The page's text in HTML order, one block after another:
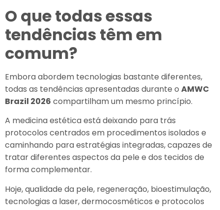
O que todas essas
tendências têm em
comum?
Embora abordem tecnologias bastante diferentes,
todas as tendências apresentadas durante o AMWC
Brazil 2026 compartilham um mesmo princípio.
A medicina estética está deixando para trás
protocolos centrados em procedimentos isolados e
caminhando para estratégias integradas, capazes de
tratar diferentes aspectos da pele e dos tecidos de
forma complementar.
Hoje, qualidade da pele, regeneração, bioestimulação,
tecnologias a laser, dermocosméticos e protocolos